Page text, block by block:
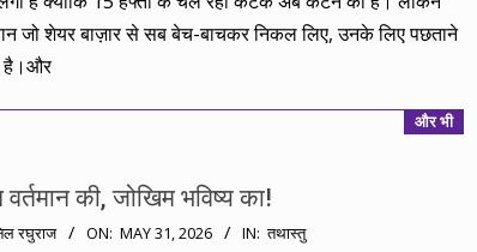
जो शेयर बाज़ार से सब बेच-बाचकर निकल लिए, उनके लिए पछताने
है।और
और भी
की, जोखिम भविष्य का!
रघुराज ON: MAY 31, 2026 IN: तथास्तु